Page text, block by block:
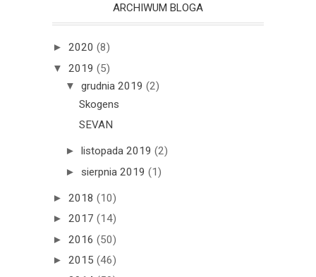
ARCHIWUM BLOGA
► 2020 (8)
▼ 2019 (5)
▼grudnia 2019(2)
Skogens
SEVAN
►listopada 2019(2)
►sierpnia 2019(1)
► 2018 (10)
► 2017 (14)
► 2016 (50)
► 2015 (46)